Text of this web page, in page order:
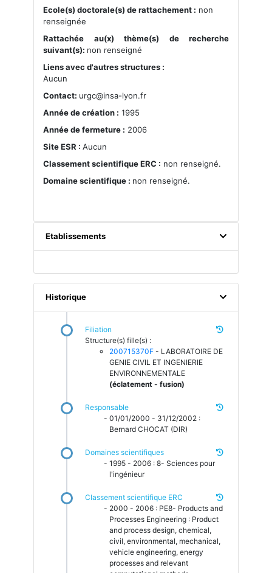
Ecole(s) doctorale(s) de rattachement : non
renseignée
Rattachée au(x) thème(s) de recherche
suivant(s): non renseigné
Liens avec d'autres structures :
Aucun
Contact: urgc@insa-lyon.fr
Année de création : 1995
Année de fermeture : 2006
Site ESR : Aucun
Classement scientifique ERC : non renseigné.
Domaine scientifique : non renseigné.
Etablissements
Historique
Filiation
Structure(s) fille(s) :
200715370F - LABORATOIRE DE
GENIE CIVIL ET INGENIERIE
ENVIRONNEMENTALE
(éclatement - fusion)
Responsable
01/01/2000 - 31/12/2002 :
Bernard CHOCAT (DIR)
Domaines scientifiques
1995 - 2006 : 8- Sciences pour
l'ingénieur
Classement scientifique ERC
2000 - 2006 : PE8- Products and
Processes Engineering : Product
and process design, chemical,
civil, environmental, mechanical,
vehicle engineering, energy
processes and relevant